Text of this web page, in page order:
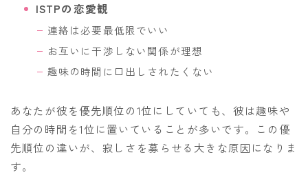
ISTPの恋愛観
連絡は必要最低限でいい
お互いに干渉しない関係が理想
趣味の時間に口出しされたくない
あなたが彼を優先順位の1位にしていても、彼は趣味や
自分の時間を1位に置いていることが多いです。この優
先順位の違いが、寂しさを募らせる大きな原因になりま
す。